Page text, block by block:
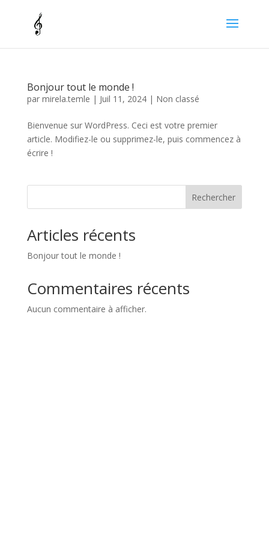
Bonjour tout le monde !
par mirela.temle | Juil 11, 2024| Non classé
Bienvenue sur WordPress. Ceci est votre premier
article. Modifiez-le ou supprimez-le, puis commencez à
écrire !
Rechercher
Articles récents
Bonjour tout le monde !
Commentaires récents
Aucun commentaire à afficher.